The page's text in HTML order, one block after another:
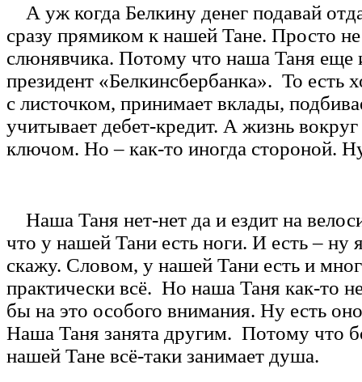
А уж когда Белкину денег подавай
сразу прямиком к нашей Тане. Просто не
слюнявчика. Потому что наша Таня еще
президент «Белкинсбербанка». То есть
с листочком, принимает вклады,
учитывает дебет-кредит. А жизнь
ключом. Но – как-то иногда стороной.
Наша Таня нет-нет да и ездит на
что у нашей Тани есть ноги. И есть – ну
скажу. Словом, у нашей Тани есть и
практически всё. Но наша Таня как-то
бы на это особого внимания. Ну есть
Наша Таня занята другим. Потому что
нашей Тане всё-таки занимает душа.